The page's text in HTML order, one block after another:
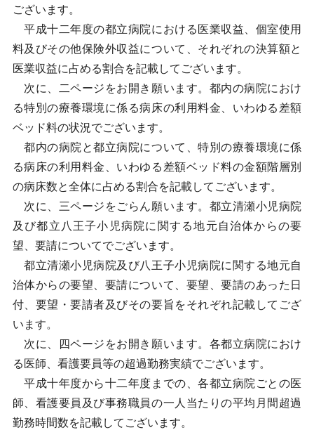
ございます。
平成十二年度の都立病院における医業収益、個室使用
料及びその他保険外収益について、それぞれの決算額と
医業収益に占める割合を記載してございます。
次に、二ページをお開き願います。都内の病院におけ
る特別の療養環境に係る病床の利用料金、いわゆる差額
ベッド料の状況でございます。
都内の病院と都立病院について、特別の療養環境に係
る病床の利用料金、いわゆる差額ベッド料の金額階層別
の病床数と全体に占める割合を記載してございます。
次に、三ページをごらん願います。都立清瀬小児病院
及び都立八王子小児病院に関する地元自治体からの要
望、要請についてでございます。
都立清瀬小児病院及び八王子小児病院に関する地元自
治体からの要望、要請について、要望、要請のあった日
付、要望・要請者及びその要旨をそれぞれ記載してござ
います。
次に、四ページをお開き願います。各都立病院におけ
る医師、看護要員等の超過勤務実績でございます。
平成十年度から十二年度までの、各都立病院ごとの医
師、看護要員及び事務職員の一人当たりの平均月間超過
勤務時間数を記載してございます。